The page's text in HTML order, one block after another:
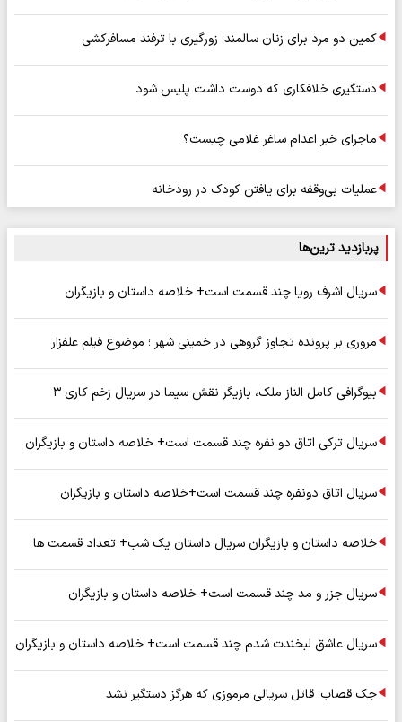
کمین دو مرد برای زنان سالمند؛ زورگیری با ترفند مسافرکشی
دستگیری خلافکاری که دوست داشت پلیس شود
ماجرای خبر اعدام ساغر غلامی چیست؟
عملیات بی‌وقفه برای یافتن کودک در رودخانه
پربازدید ترین‌ها
سریال اشرف رویا چند قسمت است+ خلاصه داستان و بازیگران
مروری بر پرونده تجاوز گروهی در خمینی شهر ؛ موضوع فیلم علفزار
بیوگرافی کامل الناز ملک، بازیگر نقش سیما در سریال زخم کاری ۳
سریال ترکی اتاق دو نفره چند قسمت است+ خلاصه داستان و بازیگران
سریال اتاق دونفره چند قسمت است+خلاصه داستان و بازیگران
خلاصه داستان و بازیگران سریال داستان یک شب+ تعداد قسمت ها
سریال جزر و مد چند قسمت است+ خلاصه داستان و بازیگران
سریال عاشق لبخندت شدم چند قسمت است+ خلاصه داستان و بازیگران
جک قصاب؛ قاتل سریالی مرموزی که هرگز دستگیر نشد